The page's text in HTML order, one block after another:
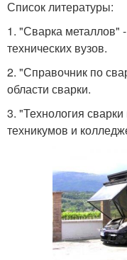
Список литературы:
1. "Сварка металлов"
технических вузов.
2. "Справочник по
области сварки.
3. "Технология
техникумов и